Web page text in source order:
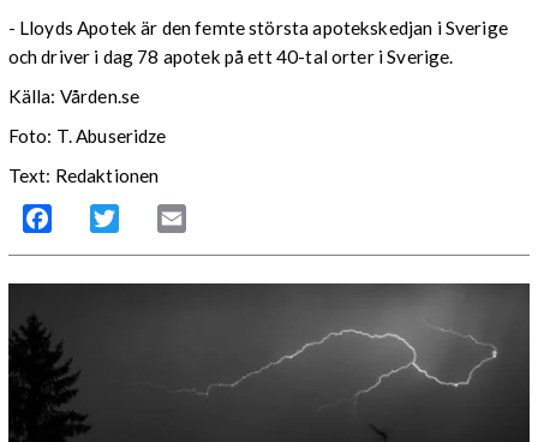
- Lloyds Apotek är den femte största apotekskedjan i Sverige
och driver i dag 78 apotek på ett 40-tal orter i Sverige.
Källa: Vården.se
Foto: T. Abuseridze
Text: Redaktionen
Facebook Twitter